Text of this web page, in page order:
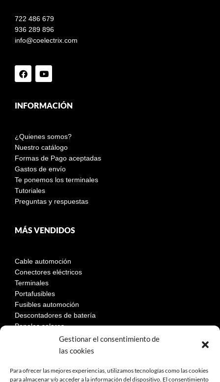
Gestionar el consentimiento de
las cookies
Para ofrecer las mejores experiencias, utilizamos tecnologías como las cookies
para almacenar y/o acceder a la información del dispositivo. El consentimiento
722 486 679
936 289 896
info@coelectrix.com
INFORMACIÓN
¿Quienes somos?
Nuestro catálogo
Formas de Pago aceptadas
Gastos de envío
Te ponemos los terminales
Tutoriales
Preguntas y respuestas
MÁS VENDIDOS
Cable automoción
Conectores eléctricos
Terminales
Portafusibles
Fusibles automoción
Descontadores de batería
Paneles solares